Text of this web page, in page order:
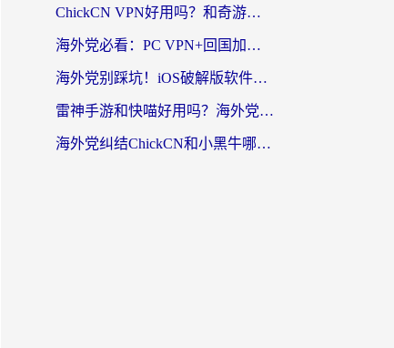
ChickCN VPN好用吗？和奇游手游VPN对比哪个回国效果更好？海外党亲测实用指南
海外党必看：PC VPN+回国加速器怎么选？无缝访问国内资源全攻略
海外党别踩坑！iOS破解版软件不可靠？教你选对回国加速器无缝看国内资源
雷神手游和快喵好用吗？海外党亲测5款回国加速器，附斧牛Bling对比+微信视频号解决办法
海外党纠结ChickCN和小黑牛哪个好？一篇帮你选对回国加速器的实用指南